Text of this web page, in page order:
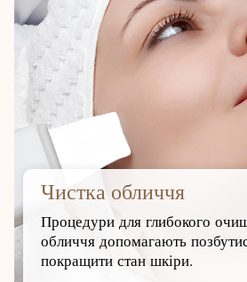
Чистка обличчя
Процедури для глибокого
обличчя допомагають
покращити стан шкіри.